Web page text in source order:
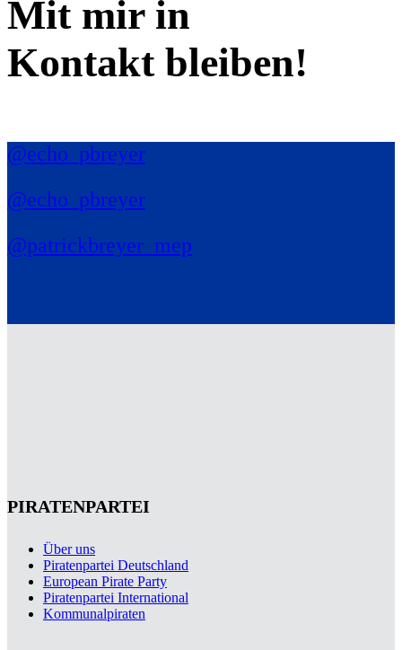
Mit mir in
Kontakt bleiben!
@echo_pbreyer
@echo_pbreyer
@patrickbreyer_mep
PIRATENPARTEI
Über uns
Piratenpartei Deutschland
European Pirate Party
Piratenpartei International
Kommunalpiraten